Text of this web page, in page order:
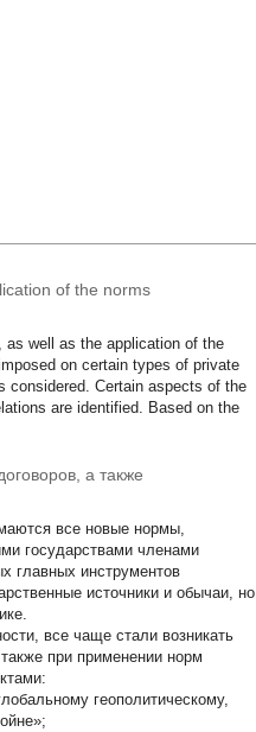
of the norms
well as the application of the
on certain types of private
considered. Certain aspects of the
are identified. Based on the
а также
все новые нормы,
государствами членами
главных инструментов
источники и обычаи, но
все чаще стали возникать
при применении норм
геополитическому,